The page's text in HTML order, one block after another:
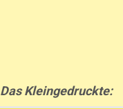
Das Kleingedruckte: